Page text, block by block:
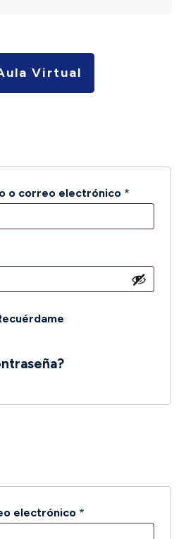
Virtual
o correo electrónico *
electrónico *